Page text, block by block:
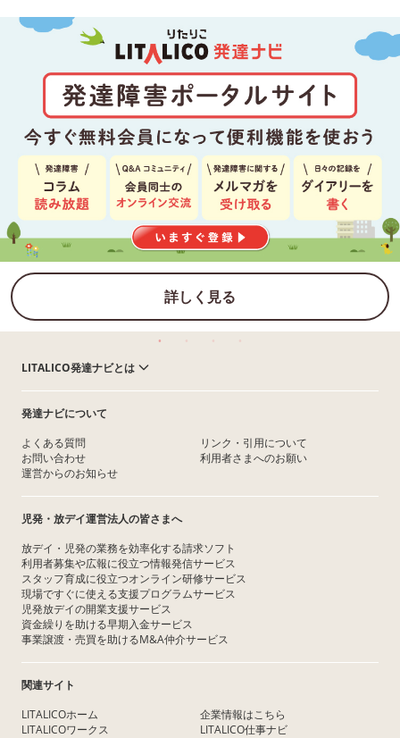
詳しく見る
LITALICO発達ナビとは
発達ナビについて
よくある質問
お問い合わせ
運営からのお知らせ
リンク・引用について
利用者さまへのお願い
児発・放デイ運営法人の皆さまへ
放デイ・児発の業務を効率化する請求ソフト
利用者募集や広報に役立つ情報発信サービス
スタッフ育成に役立つオンライン研修サービス
現場ですぐに使える支援プログラムサービス
児発放デイの開業支援サービス
資金繰りを助ける早期入金サービス
事業譲渡・売買を助けるM&A仲介サービス
関連サイト
LITALICOホーム
LITALICOワークス
企業情報はこちら
LITALICO仕事ナビ